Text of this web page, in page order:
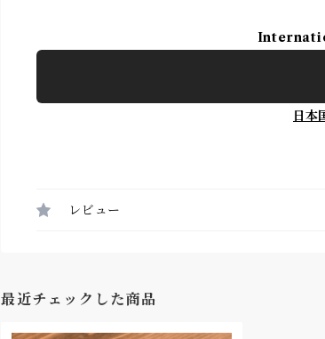
日本
レビュー
最近チェックした商品